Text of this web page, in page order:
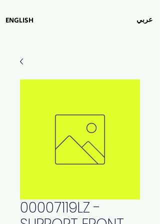
عربي ENGLISH
00007119LZ -